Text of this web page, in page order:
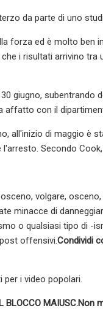
da parte di uno
forza ed è molto ben
i risultati arrivino
giugno, subentrando
con il
all'inizio di maggio è
Secondo
volgare,
minacce di
o qualsiasi tipo di -
offensivi. Condividi
i video popolari.
BLOCCO MAIUSC.Non